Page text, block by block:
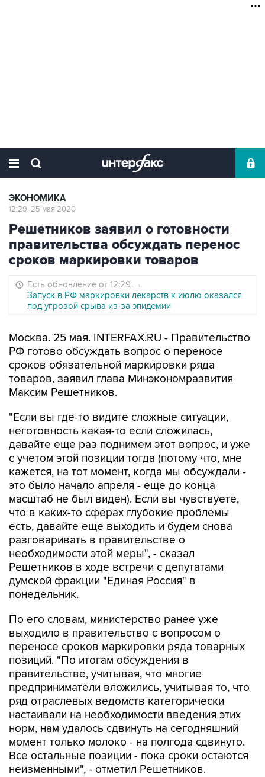
ЭКОНОМИКА
12:29, 25 мая 2020
Решетников заявил о готовности
правительства обсуждать перенос
сроков маркировки товаров
Есть обновление от 12:29 →
Запуск в РФ маркировки лекарств к июлю оказался
под угрозой срыва из-за эпидемии
Москва. 25 мая. INTERFAX.RU - Правительство
РФ готово обсуждать вопрос о переносе
сроков обязательной маркировки ряда
товаров, заявил глава Минэкономразвития
Максим Решетников.
"Если вы где-то видите сложные ситуации,
неготовность какая-то если сложилась,
давайте еще раз поднимем этот вопрос, и уже
с учетом этой позиции тогда (потому что, мне
кажется, на тот момент, когда мы обсуждали -
это было начало апреля - еще до конца
масштаб не был виден). Если вы чувствуете,
что в каких-то сферах глубокие проблемы
есть, давайте еще выходить и будем снова
разговаривать в правительстве о
необходимости этой меры", - сказал
Решетников в ходе встречи с депутатами
думской фракции "Единая Россия" в
понедельник.
По его словам, министерство ранее уже
выходило в правительство с вопросом о
переносе сроков маркировки ряда товарных
позиций. "По итогам обсуждения в
правительстве, учитывая, что многие
предприниматели вложились, учитывая то, что
ряд отраслевых ведомств категорически
настаивали на необходимости введения этих
норм, нам удалось сдвинуть на сегодняшний
момент только молоко - на полгода сдвинуто.
Все остальные позиции - пока сроки остаются
неизменными", - отметил Решетников.